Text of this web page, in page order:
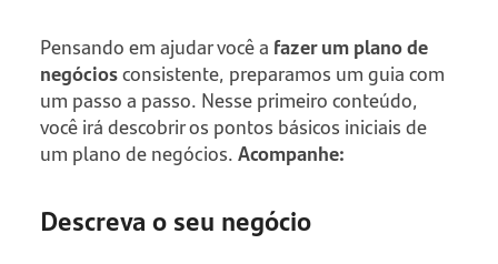
Pensando em ajudar você a fazer um plano de
negóciosconsistente, preparamos um guia com
um passo a passo. Nesse primeiro conteúdo,
você irá descobrir os pontos básicos iniciais de
um plano de negócios.Acompanhe:
Descreva o seu negócio